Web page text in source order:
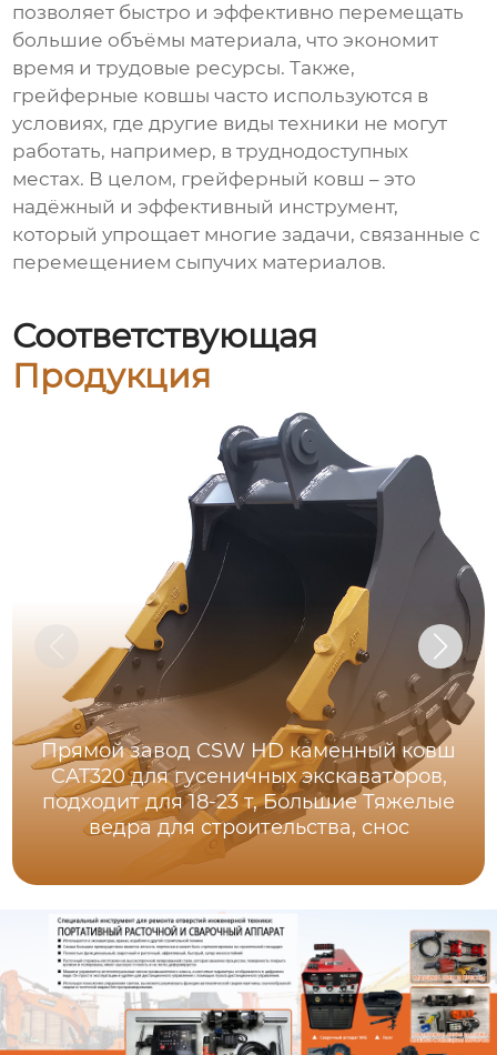
позволяет быстро и эффективно перемещать
большие объёмы материала, что экономит
время и трудовые ресурсы. Также,
грейферные ковшы часто используются в
условиях, где другие виды техники не могут
работать, например, в труднодоступных
местах. В целом, грейферный ковш – это
надёжный и эффективный инструмент,
который упрощает многие задачи, связанные с
перемещением сыпучих материалов.
Соответствующая
Продукция
Прямой завод CSW HD каменный ковш
CAT320 для гусеничных экскаваторов,
подходит для 18-23 т, Большие Тяжелые
ведра для строительства, снос